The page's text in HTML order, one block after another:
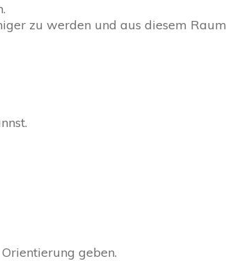
zu werden und aus diesem Raum
geben.